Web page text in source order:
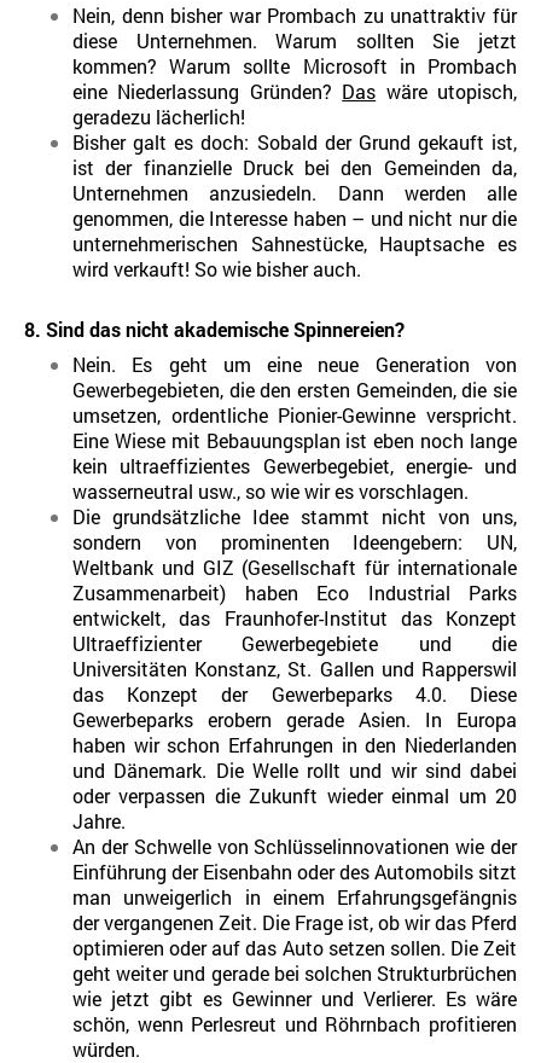
Nein, denn bisher war Prombach zu unattraktiv für
diese Unternehmen. Warum sollten Sie jetzt
kommen? Warum sollte Microsoft in Prombach
eine Niederlassung Gründen? Das wäre utopisch,
geradezu lächerlich!
Bisher galt es doch: Sobald der Grund gekauft ist,
ist der finanzielle Druck bei den Gemeinden da,
Unternehmen anzusiedeln. Dann werden alle
genommen, die Interesse haben – und nicht nur die
unternehmerischen Sahnestücke, Hauptsache es
wird verkauft! So wie bisher auch.
8. Sind das nicht akademische Spinnereien?
Nein. Es geht um eine neue Generation von
Gewerbegebieten, die den ersten Gemeinden, die sie
umsetzen, ordentliche Pionier-Gewinne verspricht.
Eine Wiese mit Bebauungsplan ist eben noch lange
kein ultraeffizientes Gewerbegebiet, energie- und
wasserneutral usw., so wie wir es vorschlagen.
Die grundsätzliche Idee stammt nicht von uns,
sondern von prominenten Ideengebern: UN,
Weltbank und GIZ (Gesellschaft für internationale
Zusammenarbeit) haben Eco Industrial Parks
entwickelt, das Fraunhofer-Institut das Konzept
Ultraeffizienter Gewerbegebiete und die
Universitäten Konstanz, St. Gallen und Rapperswil
das Konzept der Gewerbeparks 4.0. Diese
Gewerbeparks erobern gerade Asien. In Europa
haben wir schon Erfahrungen in den Niederlanden
und Dänemark. Die Welle rollt und wir sind dabei
oder verpassen die Zukunft wieder einmal um 20
Jahre.
An der Schwelle von Schlüsselinnovationen wie der
Einführung der Eisenbahn oder des Automobils sitzt
man unweigerlich in einem Erfahrungsgefängnis
der vergangenen Zeit. Die Frage ist, ob wir das Pferd
optimieren oder auf das Auto setzen sollen. Die Zeit
geht weiter und gerade bei solchen Strukturbrüchen
wie jetzt gibt es Gewinner und Verlierer. Es wäre
schön, wenn Perlesreut und Röhrnbach profitieren
würden.